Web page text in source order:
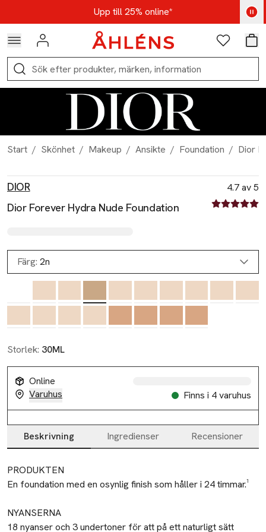
Hoppa till navigationsmenynUpp till 25% online*
Kod: AUG25 - Shoppa nu
Logga in Favoriter
Sök
Start / Skönhet / Makeup / Ansikte / Foundation / Dior
DIOR
Dior Forever Hydra Nude Foundation
4.7 av 5
4.7 av fem
Färg: 2n
Storlek: 30ML
Online
Varuhus
Finns i 4 varuhus
Beskrivning Ingredienser Recensioner
Beskrivning
PRODUKTEN
En foundation med en osynlig finish som håller i 24 timmar.¹
NYANSERNA
18 nyanser och 3 undertoner för att på ett naturligt sätt